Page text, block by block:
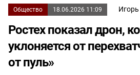
Общество 18.06.2026 11:09
Ростех показал дрон,
уклоняется от
от пуль»